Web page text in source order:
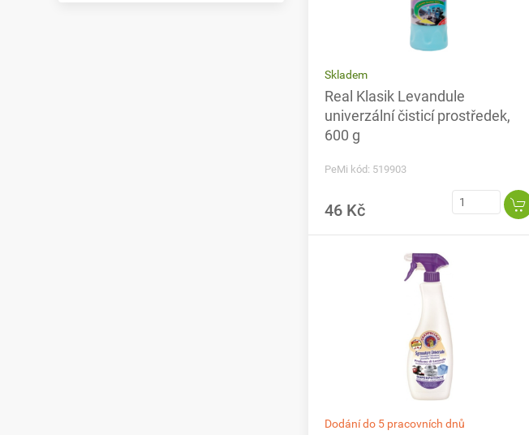
Skladem
Real Klasik Levandule
univerzální čisticí prostředek,
600 g
PeMi kód: 519903
46 Kč
Dodání do 5 pracovních dnů